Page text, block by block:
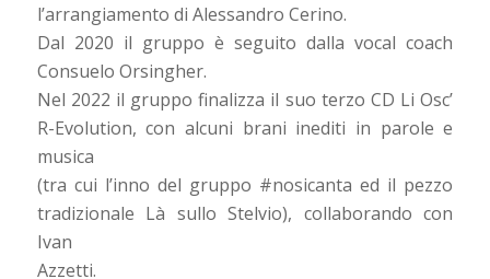
l’arrangiamento di Alessandro Cerino.
Dal 2020 il gruppo è seguito dalla vocal coach
Consuelo Orsingher.
Nel 2022 il gruppo finalizza il suo terzo CD Li Osc’
R-Evolution, con alcuni brani inediti in parole e
musica
(tra cui l’inno del gruppo #nosicanta ed il pezzo
tradizionale Là sullo Stelvio), collaborando con
Ivan
Azzetti.